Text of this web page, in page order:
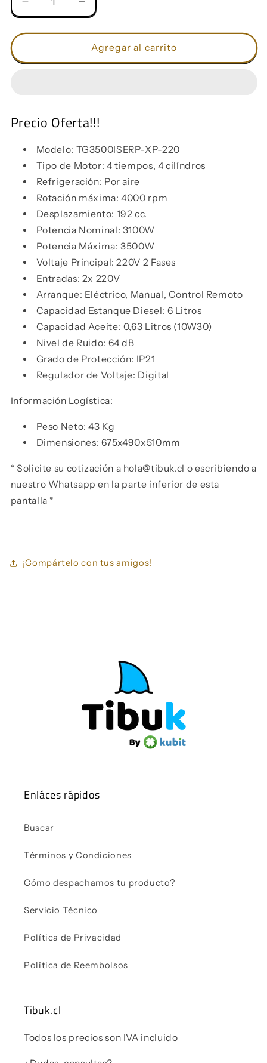
Reducir
cantidad
para
Digital
Monofásico
Gasolina
-
Compacto
Aumentar
cantidad
para
Generador
Digital
Monofásico
Gasolina
-
Compacto
Agregar al carrito
Precio Oferta!!!
Modelo: TG3500ISERP-XP-220
Tipo de Motor: 4 tiempos, 4 cilíndros
Refrigeración: Por aire
Rotación máxima: 4000 rpm
Desplazamiento: 192 cc.
Potencia Nominal: 3100W
Potencia Máxima: 3500W
Voltaje Principal: 220V 2 Fases
Entradas: 2x 220V
Arranque: Eléctrico, Manual, Control Remoto
Capacidad Estanque Diesel: 6 Litros
Capacidad Aceite: 0,63 Litros (10W30)
Nivel de Ruido: 64 dB
Grado de Protección: IP21
Regulador de Voltaje: Digital
Información Logística:
Peso Neto: 43 Kg
Dimensiones: 675x490x510mm
* Solicite su cotización a hola@tibuk.cl o escribiendo a
nuestro Whatsapp en la parte inferior de esta
pantalla *
¡Compártelo con tus amigos!
Enláces rápidos
Buscar
Términos y Condiciones
Cómo despachamos tu producto?
Servicio Técnico
Política de Privacidad
Política de Reembolsos
Tibuk.cl
Todos los precios son IVA incluido